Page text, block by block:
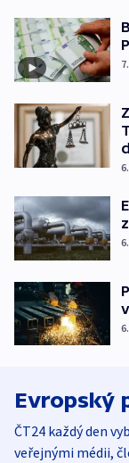
Evropský
ČT24 každý den
veřejnými médii,